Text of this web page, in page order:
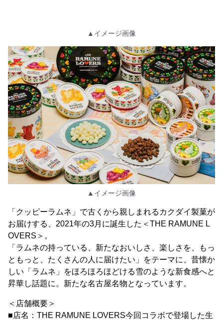
▲イメージ画像
▲イメージ画像
「クッピーラムネ」で古くから親しまれるカクダイ製菓が
お届けする、2021年の3月に誕生した＜THE RAMUNE L
OVERS＞。
「ラムネの持っている、新たなおいしさ、楽しさを、もっ
ともっと、たくさんの人に届けたい」をテーマに、昔懐か
しい「ラムネ」をほろほろほどける雪のような新食感へと
昇華し話題に。新たな名古屋名物となっています。
＜店舗概要＞
■店名：THE RAMUNE LOVERS今回コラボで登場した生